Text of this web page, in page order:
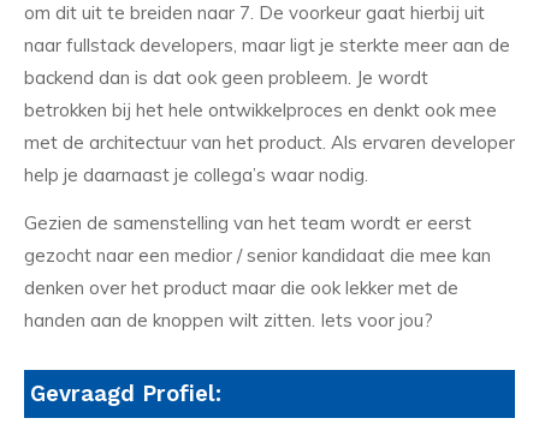
om dit uit te breiden naar 7. De voorkeur gaat hierbij uit
naar fullstack developers, maar ligt je sterkte meer aan de
backend dan is dat ook geen probleem. Je wordt
betrokken bij het hele ontwikkelproces en denkt ook mee
met de architectuur van het product. Als ervaren developer
help je daarnaast je collega’s waar nodig.
Gezien de samenstelling van het team wordt er eerst
gezocht naar een medior / senior kandidaat die mee kan
denken over het product maar die ook lekker met de
handen aan de knoppen wilt zitten. Iets voor jou?
Gevraagd Profiel: